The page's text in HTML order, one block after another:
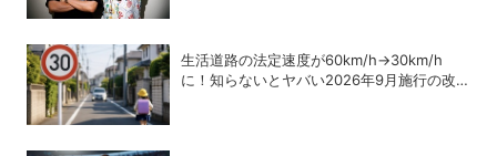
生活道路の法定速度が60km/h→30km/h
に！知らないとヤバい2026年9月施行の改